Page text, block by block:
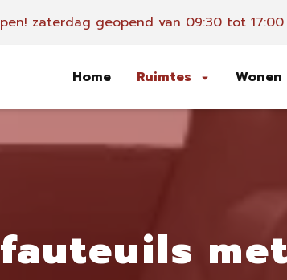
zaterdag geopend van 09:30 tot 17:00
Home Ruimtes Wonen